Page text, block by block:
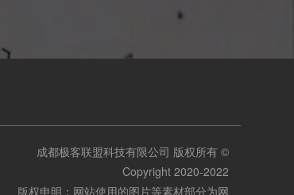
成都极客联盟科技有限公司 版权所有 ©
Copyright 2020-2022
版权申明：网站使用的图片等素材部分为网